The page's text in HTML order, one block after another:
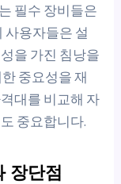
필수 장비들은
사용자들은 설
을 가진 침낭을
중요성을 재
대를 비교해 자
중요합니다.
장단점